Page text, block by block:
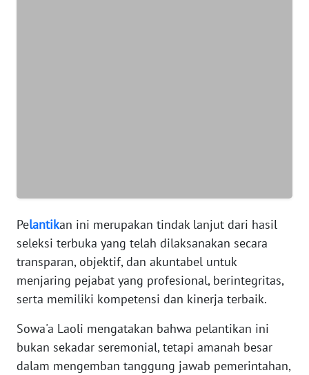
Pelantikan ini merupakan tindak lanjut dari hasil
seleksi terbuka yang telah dilaksanakan secara
transparan, objektif, dan akuntabel untuk
menjaring pejabat yang profesional, berintegritas,
serta memiliki kompetensi dan kinerja terbaik.
Sowa'a Laoli mengatakan bahwa pelantikan ini
bukan sekadar seremonial, tetapi amanah besar
dalam mengemban tanggung jawab pemerintahan,
WN
WN
PAPUA
WN
PAPUA
BARAT